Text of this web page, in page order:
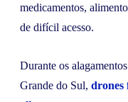
medicamentos,
de difícil acesso.
Durante os
Grande do Sul, drones